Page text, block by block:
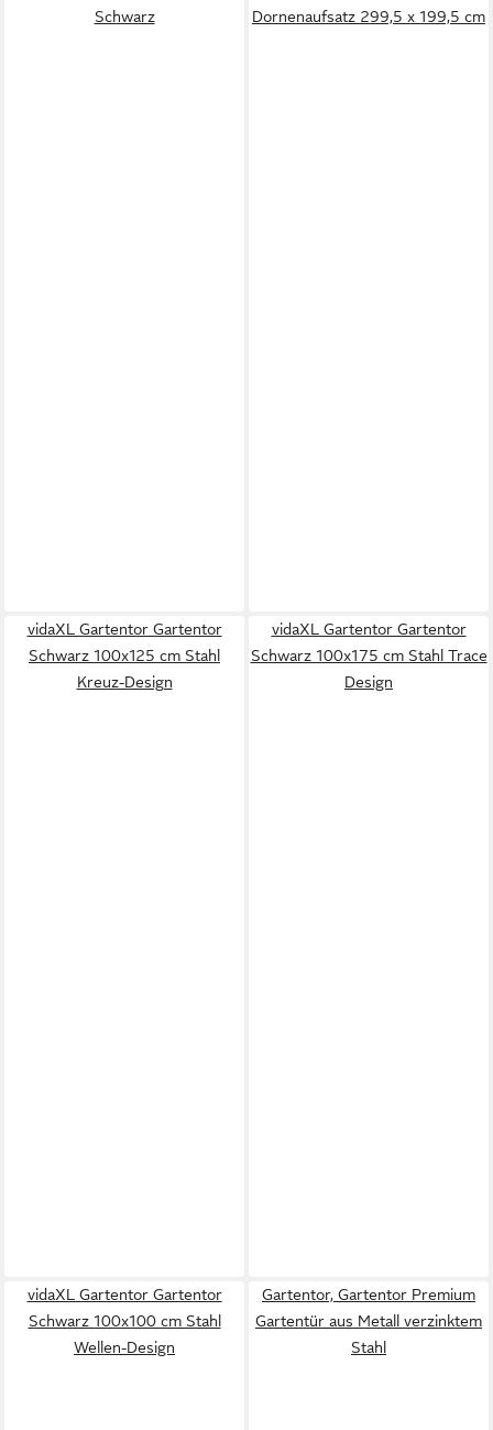
Schwarz
Dornenaufsatz 299,5 x 199,5 cm
vidaXL Gartentor Gartentor
Schwarz 100x125 cm Stahl
Kreuz-Design
vidaXL Gartentor Gartentor
Schwarz 100x175 cm Stahl Trace
Design
vidaXL Gartentor Gartentor
Schwarz 100x100 cm Stahl
Wellen-Design
Gartentor, Gartentor Premium
Gartentür aus Metall verzinktem
Stahl